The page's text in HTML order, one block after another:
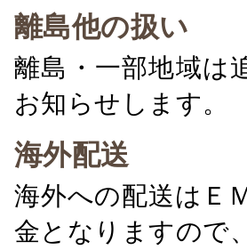
離島他の扱い
離島・一部地域は
お知らせします。
海外配送
海外への配送はＥ
金となりますので